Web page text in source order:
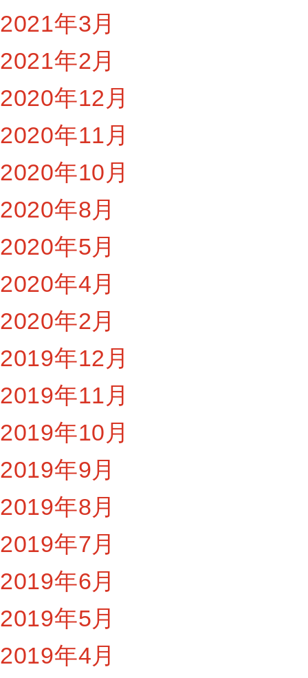
2021年3月
2021年2月
2020年12月
2020年11月
2020年10月
2020年8月
2020年5月
2020年4月
2020年2月
2019年12月
2019年11月
2019年10月
2019年9月
2019年8月
2019年7月
2019年6月
2019年5月
2019年4月